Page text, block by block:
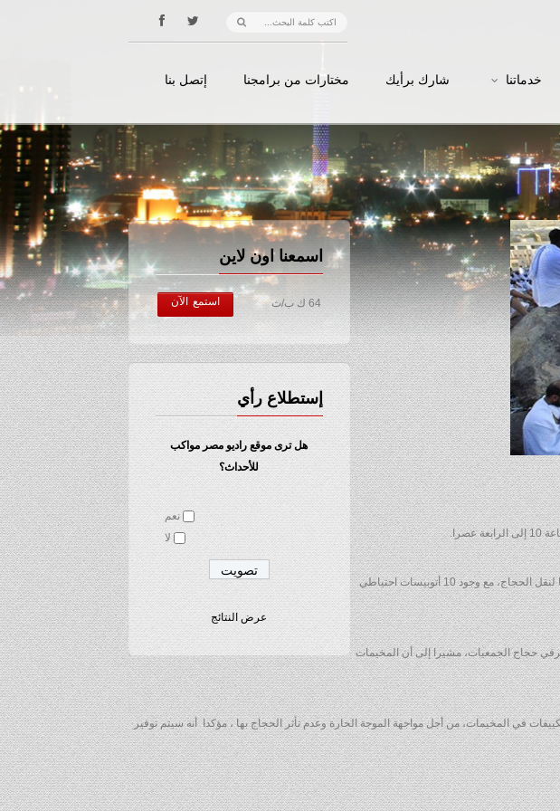
خدماتنا شارك برأيك مختارات من برامجنا إتصل بنا
اسمعنا اون لاين
64 ك ب/ث استمع الآن
إستطلاع رأي
هل ترى موقع راديو مصر مواكب
للأحداث؟
نعم
لا
عرض النتائج
وقال أيمن عبد الموجود، مدير المؤسسة القومية لتيسير أعمال الحج والعمرة فى تصريح له اليوم ، إنه تم توفير 220 أتوبيسا لنقل الحجاج، مع وجود 10 أتوبيسات احتياطي
وسيتم تسليمها لمشرفي حجاج الجمعيات، مشيرا إلى أن المخيمات
في المخيمات، من أجل مواجهة الموجة الحارة وعدم تأثر الحجاج بها ، مؤكدا أنه سيتم توفير